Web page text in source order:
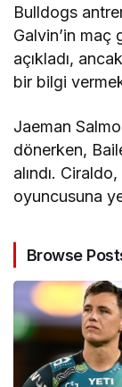
Bulldogs
Galvin’in maç
açıkladı,
bir bilgi
Jaeman
dönerken,
alındı.
oyuncusuna
Browse